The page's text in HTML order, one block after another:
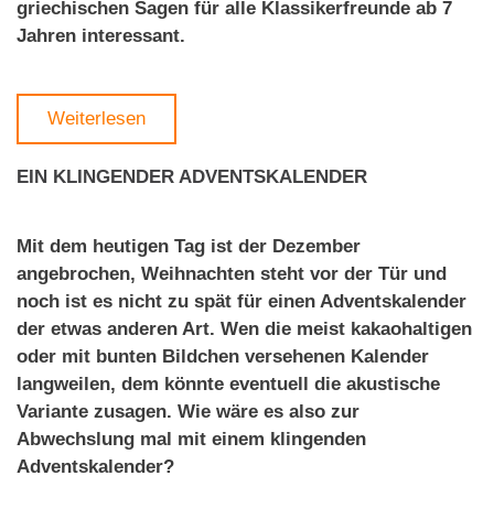
griechischen Sagen für alle Klassikerfreunde ab 7
Jahren interessant.
Weiterlesen
EIN KLINGENDER ADVENTSKALENDER
Mit dem heutigen Tag ist der Dezember
angebrochen, Weihnachten steht vor der Tür und
noch ist es nicht zu spät für einen Adventskalender
der etwas anderen Art. Wen die meist kakaohaltigen
oder mit bunten Bildchen versehenen Kalender
langweilen, dem könnte eventuell die akustische
Variante zusagen. Wie wäre es also zur
Abwechslung mal mit einem klingenden
Adventskalender?